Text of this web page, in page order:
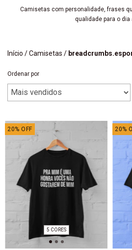
Camisetas com personalidade, frases
qualidade para o dia
Início /Camisetas /
Ordenar por
20% OFF
5 CORES
20%